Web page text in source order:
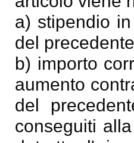
a) stipendio
del
b) importo
aumento
del
conseguiti